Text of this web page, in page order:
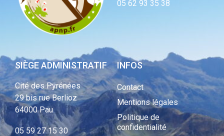
05 62 93 35 38
SIÈGE ADMINISTRATIF
Cité des Pyrénées
29 bis rue Berlioz
64000 Pau
05 59 27 15 30
INFOS
Contact
Mentions légales
Politique de
confidentialité